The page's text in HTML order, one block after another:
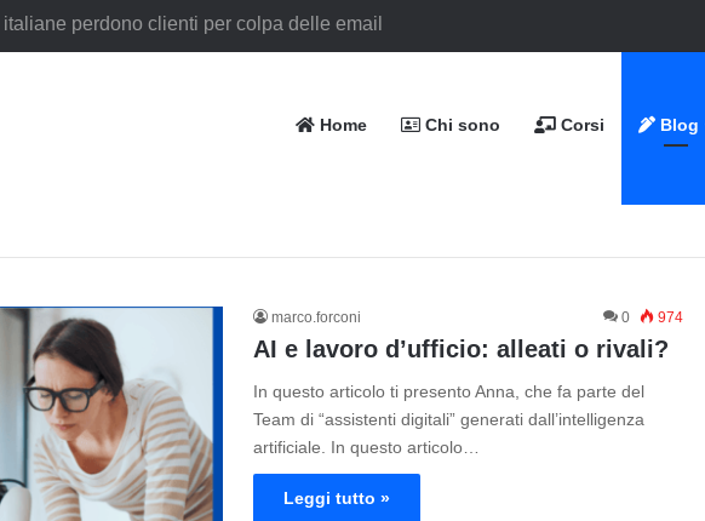
Home Chi sono Corsi Blog
marco.forconi 0 974
AI e lavoro d’ufficio: alleati o rivali?
In questo articolo ti presento Anna, che fa parte del
Team di “assistenti digitali” generati dall’intelligenza
artificiale. In questo articolo…
Leggi tutto »